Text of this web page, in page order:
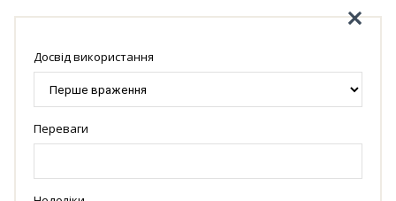
Досвід використання
Переваги